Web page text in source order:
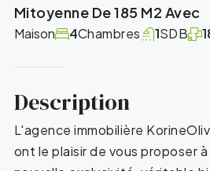
Mitoyenne De 185 M2 Avec
Maison Chambres
4 SDB
1
Description
L'agence immobilière
ont le plaisir de vous proposer